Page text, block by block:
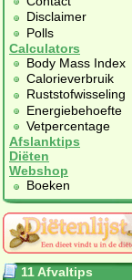
Disclaimer
Polls
Calculators
Body Mass Index
Calorieverbruik
Ruststofwisseling
Energiebehoefte
Vetpercentage
Afslanktips
Diëten
Webshop
Boeken
11 Afvaltips